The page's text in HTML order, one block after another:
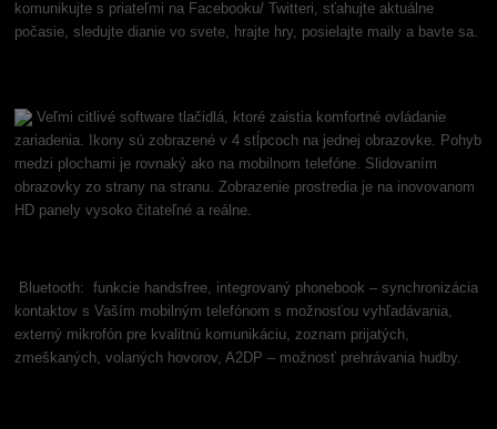
komunikujte s priateľmi na Facebooku/ Twitteri, sťahujte aktuálne
počasie, sledujte dianie vo svete, hrajte hry, posielajte maily a bavte sa.
Veľmi citlivé software tlačidlá, ktoré zaistia komfortné ovládanie
zariadenia. Ikony sú zobrazené v 4 stĺpcoch na jednej obrazovke. Pohyb
medzi plochami je rovnaký ako na mobilnom telefóne. Slidovaním
obrazovky zo strany na stranu. Zobrazenie prostredia je na inovovanom
HD panely vysoko čitateľné a reálne.
Bluetooth: funkcie handsfree, integrovaný phonebook – synchronizácia
kontaktov s Vaším mobilným telefónom s možnosťou vyhľadávania,
externý mikrofón pre kvalitnú komunikáciu, zoznam prijatých,
zmeškaných, volaných hovorov, A2DP – možnosť prehrávania hudby.